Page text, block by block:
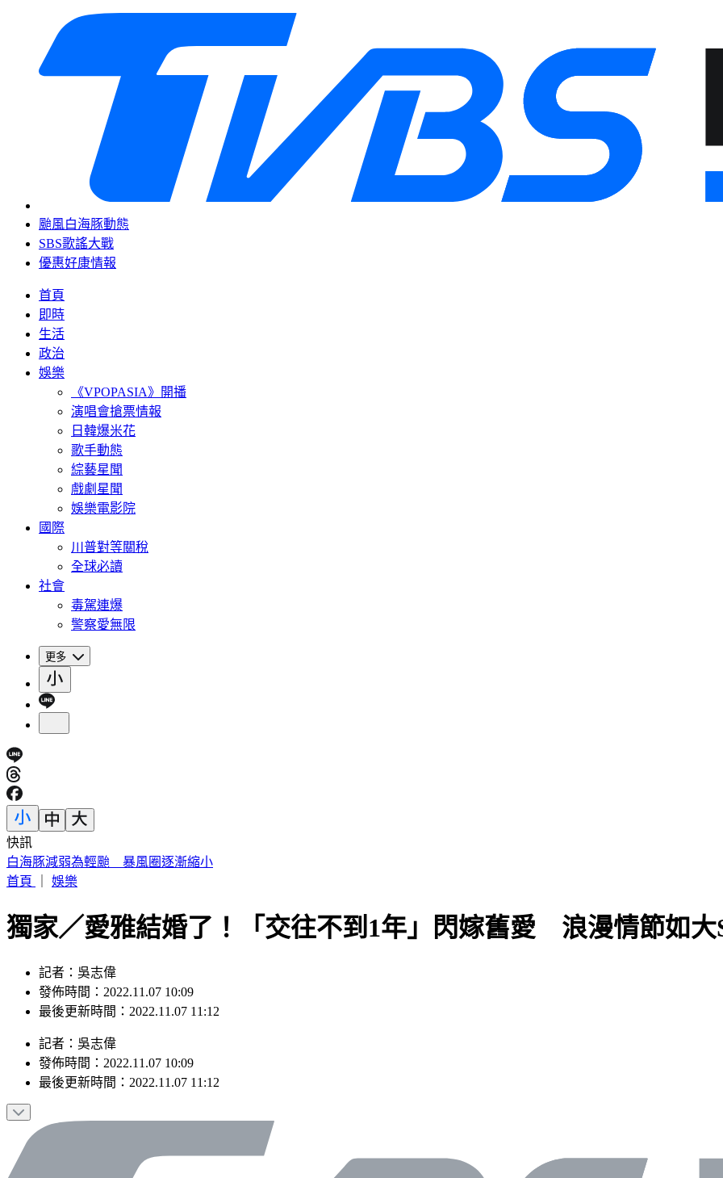
颱風白海豚動態
SBS歌謠大戰
優惠好康情報
首頁
即時
生活
政治
娛樂
《VPOPASIA》開播
演唱會搶票情報
日韓爆米花
歌手動態
綜藝星聞
戲劇星聞
娛樂電影院
國際
川普對等關稅
全球必讀
社會
毒駕連爆
警察愛無限
更多
快訊
駐歐外交官爆霸凌、徐佳青狂出國 他轟：政府官員風紀徹底棄守
首頁
娛樂
獨家／愛雅結婚了！「交往不到1年」閃嫁舊愛 浪漫情節如大
記者：吳志偉
發佈時間：2022.11.07 10:09
最後更新時間：2022.11.07 11:12
記者 ： 吳志偉
發佈時間： 2022.11.07 10:09
最後更新時間： 2022.11.07 11:12